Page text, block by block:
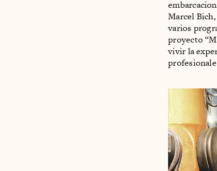
Marcel
varios
proyecto
vivir la